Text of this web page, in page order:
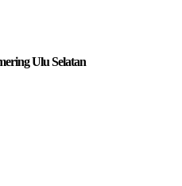
Ulu Selatan